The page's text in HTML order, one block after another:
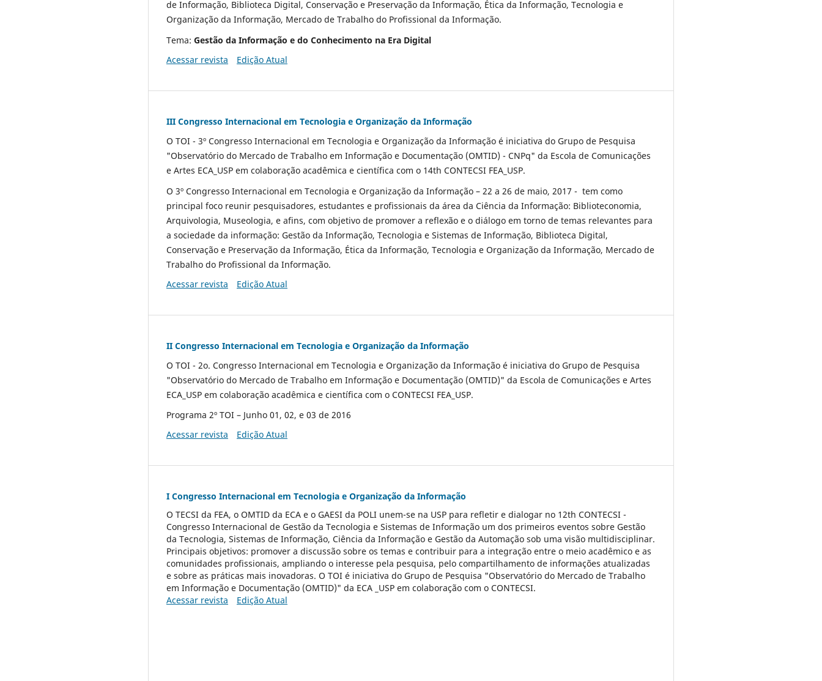
de Informação, Biblioteca Digital, Conservação e Preservação da Informação, Ética da Informação, Tecnologia e
Organização da Informação, Mercado de Trabalho do Profissional da Informação.
Tema: Gestão da Informação e do Conhecimento na Era Digital
Acessar revista
Edição Atual
III Congresso Internacional em Tecnologia e Organização da Informação
O TOI - 3º Congresso Internacional em Tecnologia e Organização da Informação é iniciativa do Grupo de Pesquisa
"Observatório do Mercado de Trabalho em Informação e Documentação (OMTID) - CNPq" da Escola de Comunicações
e Artes ECA_USP em colaboração acadêmica e científica com o 14th CONTECSI FEA_USP.
O 3º Congresso Internacional em Tecnologia e Organização da Informação – 22 a 26 de maio, 2017 - tem como
principal foco reunir pesquisadores, estudantes e profissionais da área da Ciência da Informação: Biblioteconomia,
Arquivologia, Museologia, e afins, com objetivo de promover a reflexão e o diálogo em torno de temas relevantes para
a sociedade da informação: Gestão da Informação, Tecnologia e Sistemas de Informação, Biblioteca Digital,
Conservação e Preservação da Informação, Ética da Informação, Tecnologia e Organização da Informação, Mercado de
Trabalho do Profissional da Informação.
Acessar revista
Edição Atual
II Congresso Internacional em Tecnologia e Organização da Informação
O TOI - 2o. Congresso Internacional em Tecnologia e Organização da Informação é iniciativa do Grupo de Pesquisa
"Observatório do Mercado de Trabalho em Informação e Documentação (OMTID)" da Escola de Comunicações e Artes
ECA_USP em colaboração acadêmica e científica com o CONTECSI FEA_USP.
Programa 2º TOI – Junho 01, 02, e 03 de 2016
Acessar revista
Edição Atual
I Congresso Internacional em Tecnologia e Organização da Informação
O TECSI da FEA, o OMTID da ECA e o GAESI da POLI unem-se na USP para refletir e dialogar no 12th CONTECSI -
Congresso Internacional de Gestão da Tecnologia e Sistemas de Informação um dos primeiros eventos sobre Gestão
da Tecnologia, Sistemas de Informação, Ciência da Informação e Gestão da Automação sob uma visão multidisciplinar.
Principais objetivos: promover a discussão sobre os temas e contribuir para a integração entre o meio acadêmico e as
comunidades profissionais, ampliando o interesse pela pesquisa, pelo compartilhamento de informações atualizadas
e sobre as práticas mais inovadoras. O TOI é iniciativa do Grupo de Pesquisa "Observatório do Mercado de Trabalho
em Informação e Documentação (OMTID)" da ECA _USP em colaboração com o CONTECSI.
Acessar revista
Edição Atual